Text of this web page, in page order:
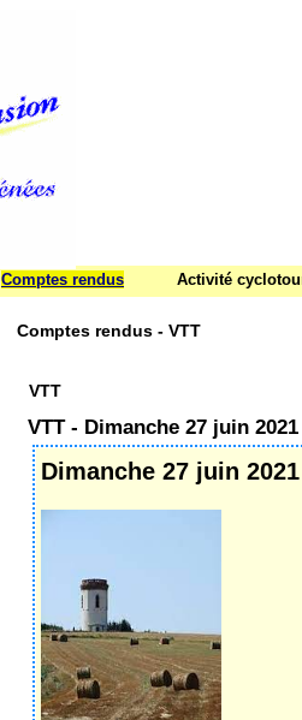
Comptes rendus
Activité
Comptes rendus - VTT
VTT
VTT - Dimanche 27 juin 2021
Dimanche 27 juin 2021